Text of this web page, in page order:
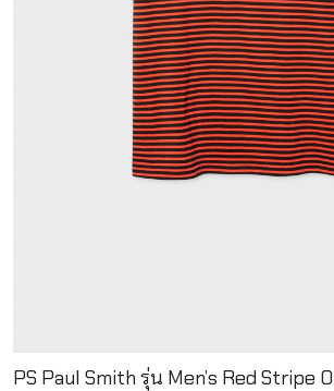
PS Paul Smith รุ่น Men’s Red Stripe